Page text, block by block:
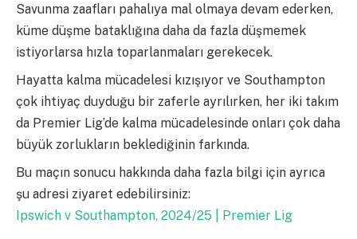
Savunma zaafları pahalıya mal olmaya devam ederken,
küme düşme bataklığına daha da fazla düşmemek
istiyorlarsa hızla toparlanmaları gerekecek.
Hayatta kalma mücadelesi kızışıyor ve Southampton
çok ihtiyaç duyduğu bir zaferle ayrılırken, her iki takım
da Premier Lig’de kalma mücadelesinde onları çok daha
büyük zorlukların beklediğinin farkında.
Bu maçın sonucu hakkında daha fazla bilgi için ayrıca
şu adresi ziyaret edebilirsiniz:
Ipswich v Southampton, 2024/25 | Premier Lig